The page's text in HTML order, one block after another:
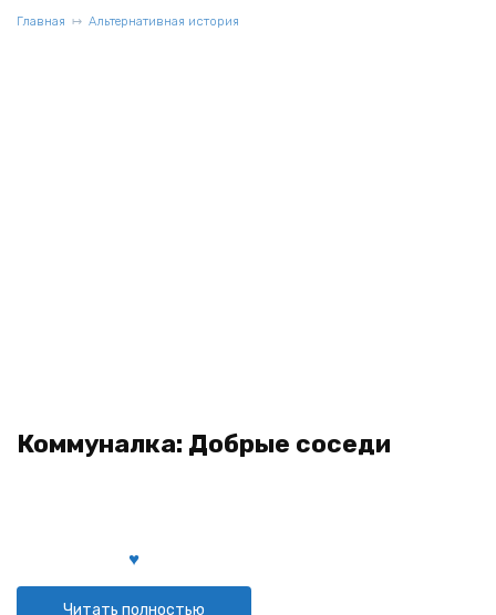
Главная Альтернативная история
Коммуналка: Добрые соседи
Читать полностью